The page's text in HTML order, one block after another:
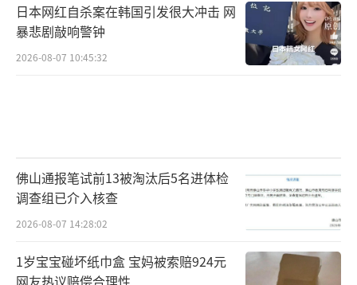
日本网红自杀案在韩国引发很大冲击 网
暴悲剧敲响警钟
2026-08-07 10:45:32
佛山通报笔试前13被淘汰后5名进体检
调查组已介入核查
2026-08-07 14:28:02
1岁宝宝碰坏纸巾盒 宝妈被索赔924元
网友热议赔偿合理性